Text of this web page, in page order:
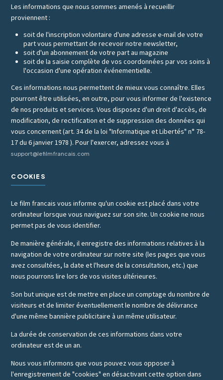
Les informations que nous sommes amenés à recueillir
proviennent :
soit de l'inscription volontaire d'une adresse e-mail de votre
part vous permettant de recevoir notre newsletter,
soit d'un abonnement de votre part au magazine
soit de la saisie complète de vos coordonnées par vos soins à
l'occasion d'une opération événementielle.
Ces informations nous permettent de mieux vous connaître. Elles
pourront être utilisées, en outre, pour vous informer de l'existence
de nos produits et services. Vous disposez d'un droit d'accès, de
modification, de rectification et de suppression des données qui
vous concernent (art. 34 de la loi "Informatique et Libertés" n° 78-
17 du 6 janvier 1978 ). Pour l'exercer, adressez vous à
support@lefilmfrancais.com
COOKIES
Le film francais vous informe qu'un cookie est placé dans votre
ordinateur lorsque vous naviguez sur son site. Un cookie ne nous
permet pas de vous identifier.
De manière générale, il enregistre des informations relatives à la
navigation de votre ordinateur sur notre site (les pages que vous
avez consultées, la date et l'heure de la consultation, etc.) que
nous pourrons lire lors de vos visites ultérieures.
Son but unique est de mettre en place un comptage du nombre de
visiteurs et de limiter éventuellement le nombre de délivrance
d'une même bannière publicitaire à un même utilisateur.
La durée de conservation de ces informations dans votre
ordinateur est de un an.
Nous vous informons que vous pouvez vous opposer à
l'enregistrement de "cookies" en désactivant cette option dans